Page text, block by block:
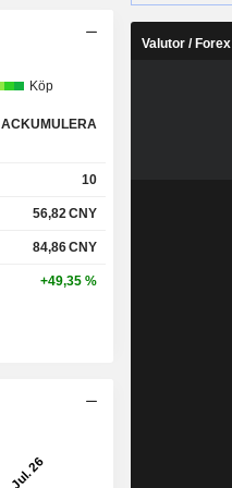
Köp
ACKUMULERA
10
56,82CNY
84,86CNY
+49,35 %
Valutor / Forex